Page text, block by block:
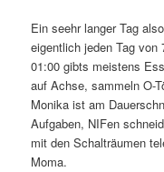
Ein seehr langer Tag
eigentlich jeden Tag von
01:00 gibts meistens
auf Achse, sammeln O-
Monika ist am
Aufgaben, NIFen
mit den Schalträumen
Moma.